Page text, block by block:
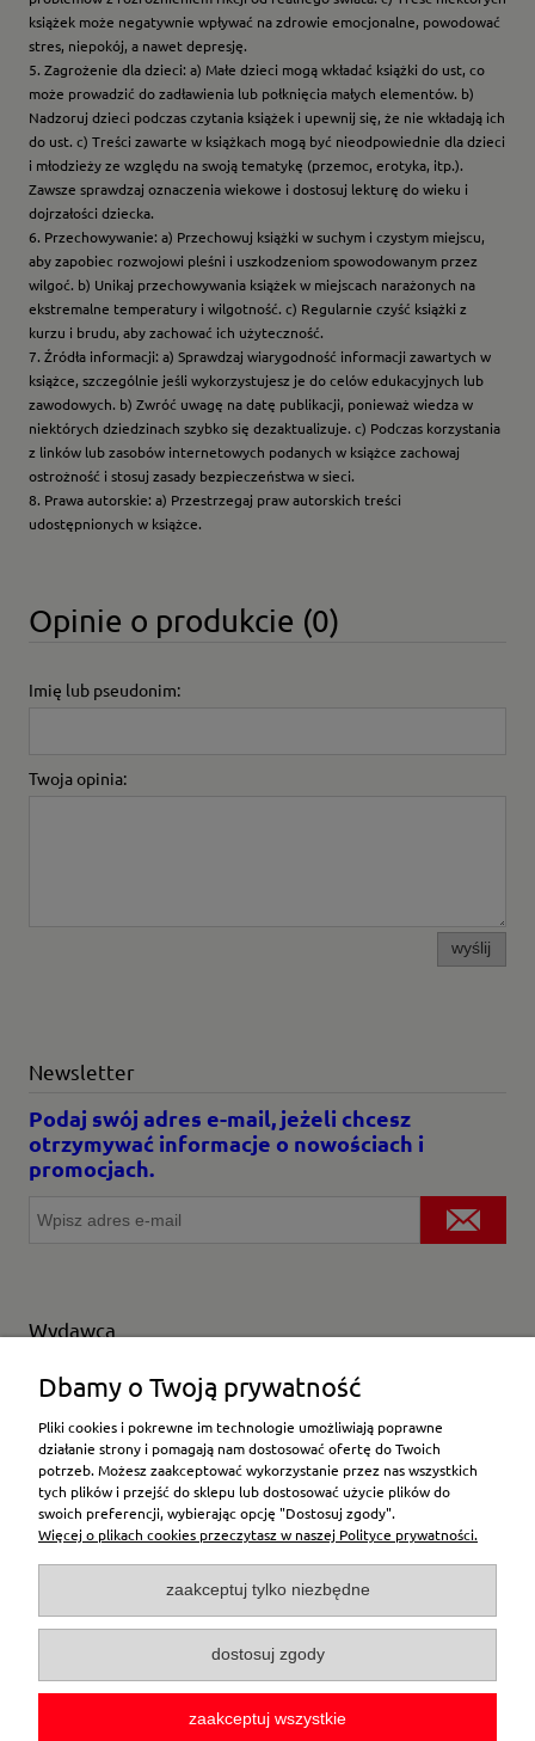
książek może negatywnie wpływać na zdrowie emocjonalne, powodować
stres, niepokój, a nawet depresję.
5. Zagrożenie dla dzieci: a) Małe dzieci mogą wkładać książki do ust, co
może prowadzić do zadławienia lub połknięcia małych elementów. b)
Nadzoruj dzieci podczas czytania książek i upewnij się, że nie wkładają ich
do ust. c) Treści zawarte w książkach mogą być nieodpowiednie dla dzieci
i młodzieży ze względu na swoją tematykę (przemoc, erotyka, itp.).
Zawsze sprawdzaj oznaczenia wiekowe i dostosuj lekturę do wieku i
dojrzałości dziecka.
6. Przechowywanie: a) Przechowuj książki w suchym i czystym miejscu,
aby zapobiec rozwojowi pleśni i uszkodzeniom spowodowanym przez
wilgoć. b) Unikaj przechowywania książek w miejscach narażonych na
ekstremalne temperatury i wilgotność. c) Regularnie czyść książki z
kurzu i brudu, aby zachować ich użyteczność.
7. Źródła informacji: a) Sprawdzaj wiarygodność informacji zawartych w
książce, szczególnie jeśli wykorzystujesz je do celów edukacyjnych lub
zawodowych. b) Zwróć uwagę na datę publikacji, ponieważ wiedza w
niektórych dziedzinach szybko się dezaktualizuje. c) Podczas korzystania
z linków lub zasobów internetowych podanych w książce zachowaj
ostrożność i stosuj zasady bezpieczeństwa w sieci.
8. Prawa autorskie: a) Przestrzegaj praw autorskich treści
udostępnionych w książce.
Opinie o produkcie (0)
Imię lub pseudonim:
Twoja opinia:
wyślij
Newsletter
Podaj swój adres e-mail, jeżeli chcesz
otrzymywać informacje o nowościach i
promocjach.
Wydawca
Wybierz producenta
Moje konto
Płatności i dostawa
Pomoc
O firmie
Dbamy o Twoją prywatność
Pliki cookies i pokrewne im technologie umożliwiają poprawne
działanie strony i pomagają nam dostosować ofertę do Twoich
potrzeb. Możesz zaakceptować wykorzystanie przez nas wszystkich
tych plików i przejść do sklepu lub dostosować użycie plików do
swoich preferencji, wybierając opcję "Dostosuj zgody".
Więcej o plikach cookies przeczytasz w naszej Polityce prywatności.
zaakceptuj tylko niezbędne
dostosuj zgody
zaakceptuj wszystkie